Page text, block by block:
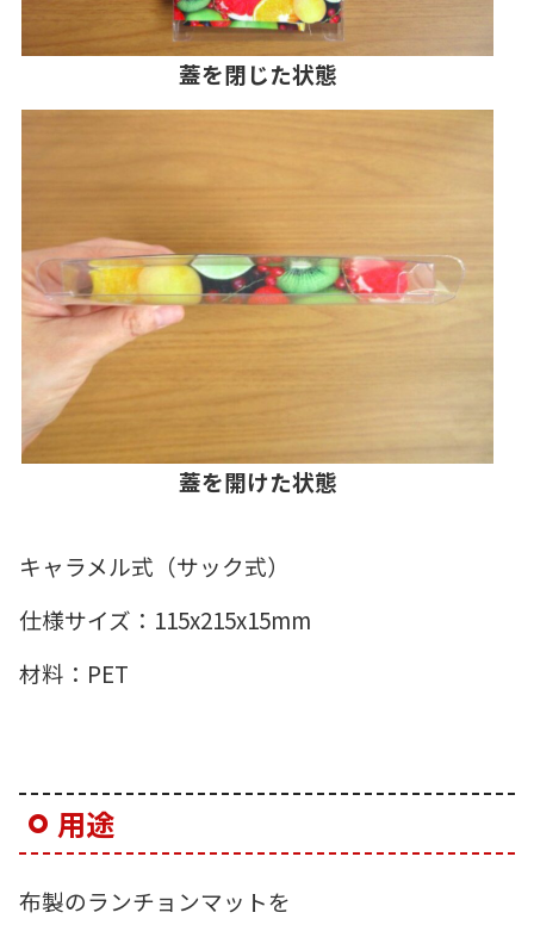
蓋を閉じた状態
蓋を開けた状態
キャラメル式（サック式）
仕様サイズ：115x215x15mm
材料：PET
用途
布製のランチョンマットを